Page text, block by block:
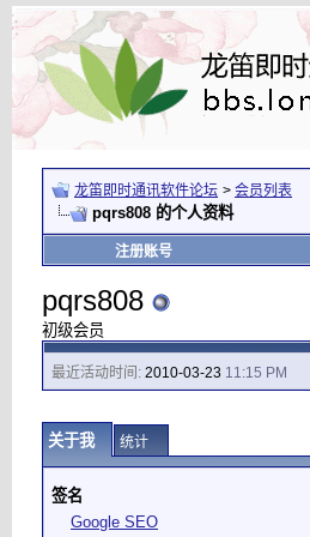
龙笛即时通讯软件论坛 > 会员列表
pqrs808 的个人资料
注册账号
pqrs808
初级会员
最近活动时间: 2010-03-23 11:15 PM
关于我 统计
签名
Google SEO